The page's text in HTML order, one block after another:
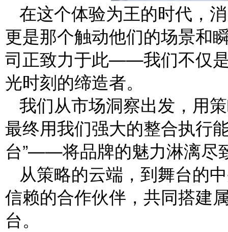
在这个体验为王的时代，
更是那个触动他们的场景和
司正致力于此——我们不仅
光时刻的缔造者。
我们从市场洞察出发，用
最终用我们强大的整合执行
台”——将品牌的魅力淋漓尽
从策略的云端，到舞台的
信赖的合作伙伴，共同搭建
台。